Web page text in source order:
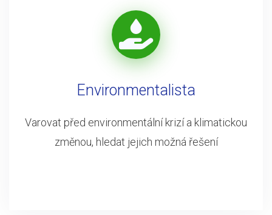
Environmentalista
Varovat před environmentální krizí a klimatickou
změnou, hledat jejich možná řešení